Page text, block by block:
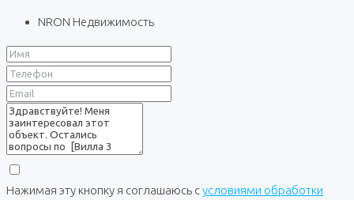
NRON Недвижимость
Нажимая эту кнопку я соглашаюсь сусловиями обработки